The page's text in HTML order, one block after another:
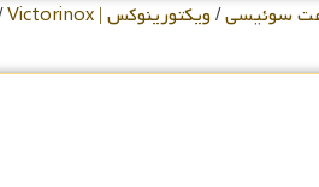
سوئیسی/ویکتورینوکس | Victorinox